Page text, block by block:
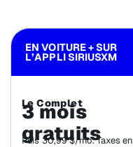
EN VOITURE + SUR
L’APPLI SIRIUSXM
Le Complet
3 mois
gratuits
Puis 30,99 $/mo. Taxes en